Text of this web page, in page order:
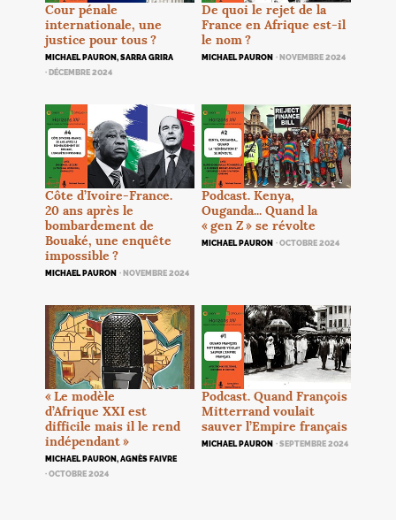
Cour pénale
internationale, une
justice pour tous?
MICHAEL PAURON, SARRA GRIRA
· DÉCEMBRE 2024
De quoi le rejet de la
France en Afrique est-il
le nom?
MICHAEL PAURON · NOVEMBRE 2024
Côte d’Ivoire-France.
20 ans après le
bombardement de
Bouaké, une enquête
impossible ?
MICHAEL PAURON · NOVEMBRE 2024
Podcast. Kenya,
Ouganda... Quand la
«gen Z» se révolte
MICHAEL PAURON · OCTOBRE 2024
«Le modèle
d’AfriqueXXI est
difficile mais il le rend
indépendant»
MICHAEL PAURON, AGNÈS FAIVRE
· OCTOBRE 2024
Podcast. Quand François
Mitterrand voulait
sauver l’Empire français
MICHAEL PAURON · SEPTEMBRE 2024